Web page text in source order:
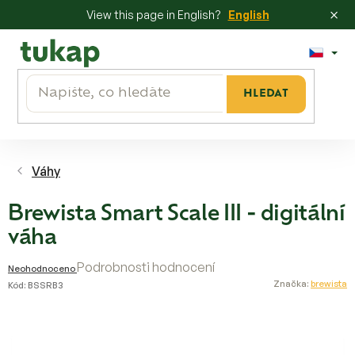
View this page in English? English ×
obsah
HLEDAT
Váhy
Brewista Smart Scale III - digitální
váha
Průměrné
hodnocení
Neohodnoceno Podrobnosti hodnocení
Značka: brewista
Kód: BSSRB3